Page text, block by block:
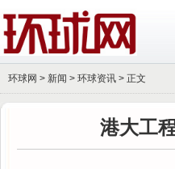
环球网 > 新闻 > 环球资讯 > 正文
港大工